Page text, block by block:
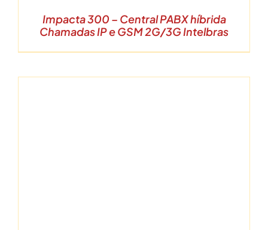
Impacta 300 – Central PABX híbrida
Chamadas IP e GSM 2G/3G Intelbras